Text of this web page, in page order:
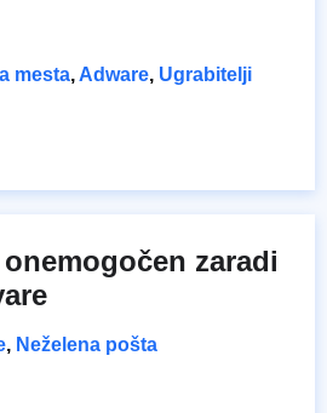
mesta, Adware, Ugrabitelji
zaradi
, Neželena pošta